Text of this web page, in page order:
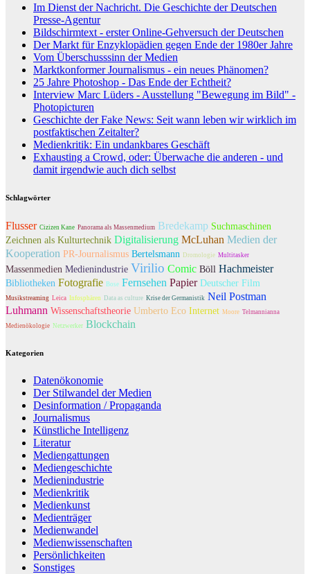
Im Dienst der Nachricht. Die Geschichte der Deutschen
Presse-Agentur
Bildschirmtext - erster Online-Gehversuch der Deutschen
Der Markt für Enzyklopädien gegen Ende der 1980er Jahre
Vom Überschusssinn der Medien
Marktkonformer Journalismus - ein neues Phänomen?
25 Jahre Photoshop - Das Ende der Echtheit?
Interview Marc Lüders - Ausstellung "Bewegung im Bild" -
Photopicturen
Geschichte der Fake News: Seit wann leben wir wirklich im
postfaktischen Zeitalter?
Medienkritik: Ein undankbares Geschäft
Exhausting a Crowd, oder: Überwache die anderen - und
damit irgendwie auch dich selbst
Schlagwörter
Flusser Cizizen Kane Panorama als Massenmedium Bredekamp Suchmaschinen
Zeichnen als Kulturtechnik Digitalisierung McLuhan Medien der
Kooperation PR-Journalismus Bertelsmann Dromologie Multitasker
Massenmedien Medienindustrie Virilio Comic Böll Hachmeister
Bibliotheken Fotografie Bose Fernsehen Papier Deutscher Film
Musikstreaming Leica Infosphären Data as culture Krise der Germanistik Neil Postman
Luhmann Wissenschaftstheorie Umberto Eco Internet Moore Telmannianna
Medienökologie Netzwerker Blockchain
Kategorien
Datenökonomie
Der Stilwandel der Medien
Desinformation / Propaganda
Journalismus
Künstliche Intelligenz
Literatur
Mediengattungen
Mediengeschichte
Medienindustrie
Medienkritik
Medienkunst
Medienträger
Medienwandel
Medienwissenschaften
Persönlichkeiten
Sonstiges